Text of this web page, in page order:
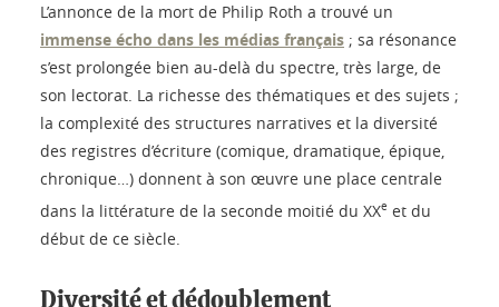
L’annonce de la mort de Philip Roth a trouvé un
immense écho dans les médias français ; sa résonance
s’est prolongée bien au-delà du spectre, très large, de
son lectorat. La richesse des thématiques et des sujets ;
la complexité des structures narratives et la diversité
des registres d’écriture (comique, dramatique, épique,
chronique…) donnent à son œuvre une place centrale
dans la littérature de la seconde moitié du XXe et du
début de ce siècle.
Diversité et dédoublement